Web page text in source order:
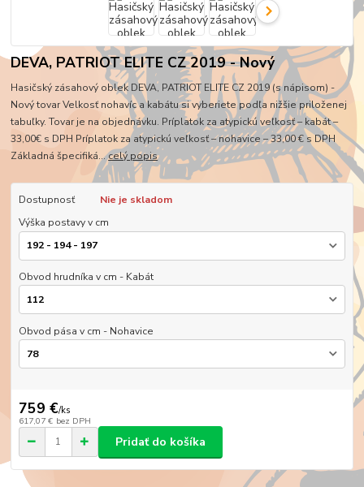
DEVA, PATRIOT ELITE CZ 2019 - Nový
Hasičský zásahový oblek DEVA, PATRIOT ELITE CZ 2019 (s nápisom) -
Nový tovar Velkosť nohavíc a kabátu si vyberiete podľa nižšie priloženej
tabuľky. Tovar je na objednávku. Príplatok za atypickú veľkosť – kabát –
33,00€ s DPH Príplatok za atypickú veľkosť – nohavice – 33,00 € s DPH
Základná špecifiká...celý popis
Dostupnosť
Nie je skladom
Výška postavy v cm
Obvod hrudníka v cm - Kabát
Obvod pása v cm - Nohavice
759 €/ks
617,07 € bez DPH
Pridať do košíka